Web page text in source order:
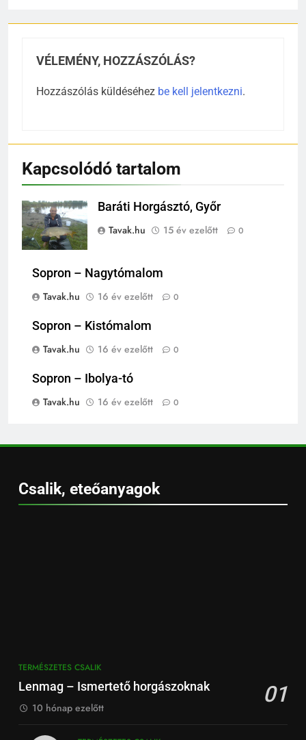
VÉLEMÉNY, HOZZÁSZÓLÁS?
Hozzászólás küldéséhez be kell jelentkezni.
Kapcsolódó tartalom
Baráti Horgásztó, Győr
Tavak.hu
15 év ezelőtt 0
Sopron – Nagytómalom
Tavak.hu
16 év ezelőtt 0
Sopron – Kistómalom
Tavak.hu
16 év ezelőtt 0
Sopron – Ibolya-tó
Tavak.hu
16 év ezelőtt 0
Csalik, eteőanyagok
TERMÉSZETES CSALIK
Lenmag – Ismertető horgászoknak 01
10 hónap ezelőtt